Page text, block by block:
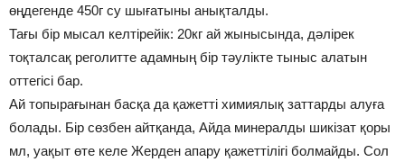
өңдегенде 450г су шығатыны анықталды.
Тағы бір мысал келтірейік: 20кг ай жынысында, дәлірек
тоқталсақ реголитте адамның бір тәулікте тыныс алатын
оттегісі бар.
Ай топырағынан басқа да қажетті химиялық заттарды алуға
болады. Бір сөзбен айтқанда, Айда минералды шикізат қоры
мл, уақыт өте келе Жерден апару қажеттілігі болмайды. Сол